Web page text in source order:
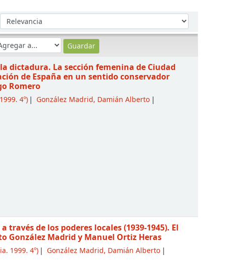
Ordenar por:
dictadura. La sección femenina de Ciudad
de España en un sentido conservador
Romero
4º)
González Madrid, Damián Alberto
de los poderes locales (1939-1945). El
González Madrid y Manuel Ortiz Heras
1999. 4º)
González Madrid, Damián Alberto